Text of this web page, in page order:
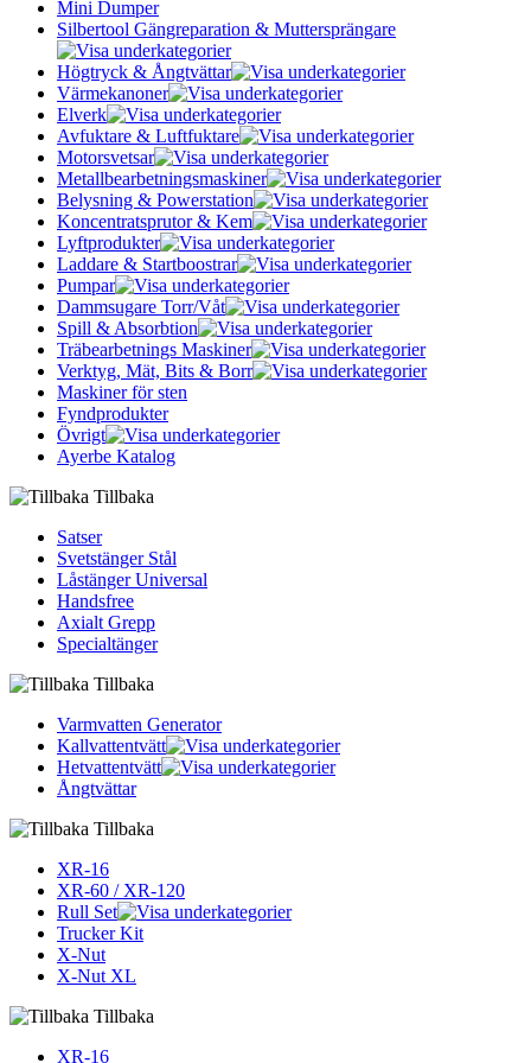
Mini Dumper
Silbertool Gängreparation & Muttersprängare
Högtryck & Ångtvättar
Värmekanoner
Elverk
Avfuktare & Luftfuktare
Motorsvetsar
Metallbearbetningsmaskiner
Belysning & Powerstation
Koncentratsprutor & Kem
Lyftprodukter
Laddare & Startboostrar
Pumpar
Dammsugare Torr/Våt
Spill & Absorbtion
Träbearbetnings Maskiner
Verktyg, Mät, Bits & Borr
Maskiner för sten
Fyndprodukter
Övrigt
Ayerbe Katalog
Tillbaka
Satser
Svetstänger Stål
Låstänger Universal
Handsfree
Axialt Grepp
Specialtänger
Tillbaka
Varmvatten Generator
Kallvattentvätt
Hetvattentvätt
Ångtvättar
Tillbaka
XR-16
XR-60 / XR-120
Rull Set
Trucker Kit
X-Nut
X-Nut XL
Tillbaka
XR-16